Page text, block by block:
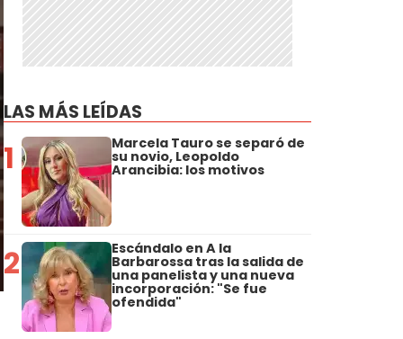
LAS MÁS LEÍDAS
1 Marcela Tauro se separó de
su novio, Leopoldo
Arancibia: los motivos
2 Escándalo en A la
Barbarossa tras la salida de
una panelista y una nueva
incorporación: "Se fue
ofendida"